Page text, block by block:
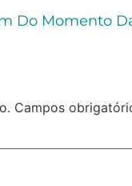
Do Momento
Campos